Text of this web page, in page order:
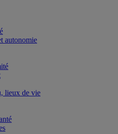
autonomie
lieux de vie